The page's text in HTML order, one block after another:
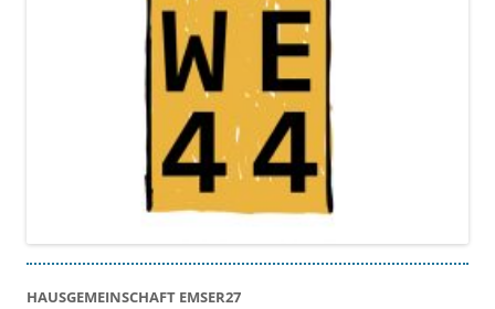
HAUSGEMEINSCHAFT EMSER27